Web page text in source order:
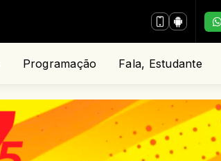
Programação Fala, Estudante